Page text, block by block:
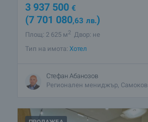
3 937 500 €
(7 701 080,63 лв.)
Площ: 2 625 м2 Двор: не
Тип на имота: Хотел
Стефан Абанозов
Регионален мениджър, Самоков